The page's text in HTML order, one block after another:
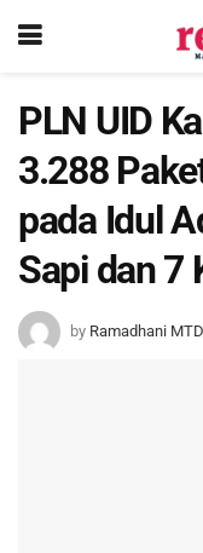
PLN UID
3.288
pada Idul
Sapi dan 7
by Ramadhani